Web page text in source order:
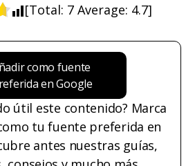
[Total: 7 Average: 4.7]
como fuente
en Google
útil este contenido? Marca
tu fuente preferida en
antes nuestras guías,